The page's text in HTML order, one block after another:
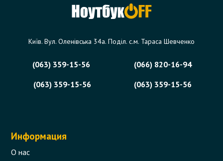
516 грн.
Есть в наличии
Київ. Вул. Оленівська 34а. Поділ. с.м. Тараса Шевченко
(063) 359-15-56
(066) 820-16-94
(063) 359-15-56
(063) 359-15-56
Информация
О нас